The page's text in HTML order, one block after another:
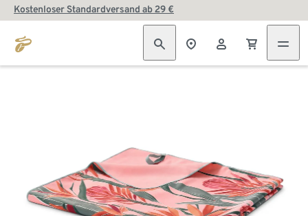
Kostenloser Standardversand ab 29 €